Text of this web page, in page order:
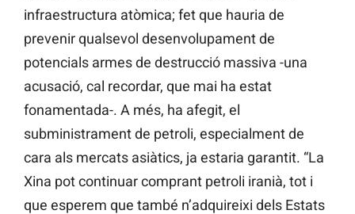
infraestructura atòmica; fet que hauria de
prevenir qualsevol desenvolupament de
potencials armes de destrucció massiva -una
acusació, cal recordar, que mai ha estat
fonamentada-. A més, ha afegit, el
subministrament de petroli, especialment de
cara als mercats asiàtics, ja estaria garantit. “La
Xina pot continuar comprant petroli iranià, tot i
que esperem que també n’adquireixi dels Estats